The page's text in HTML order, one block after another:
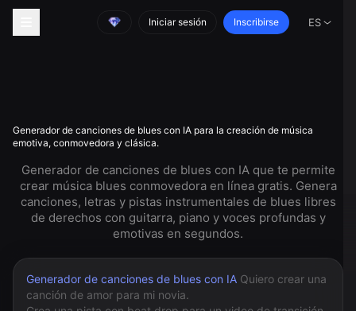
Iniciar sesión Inscribirse ES
Generador de canciones de blues con IA para la creación de música
emotiva, conmovedora y clásica.
Generador de canciones de blues con IA que te permite
crear música blues conmovedora en línea gratis. Genera
canciones, letras y pistas instrumentales de blues libres
de derechos con guitarra, piano y voces profundas y
emotivas en segundos.
Generador de canciones de blues con IA